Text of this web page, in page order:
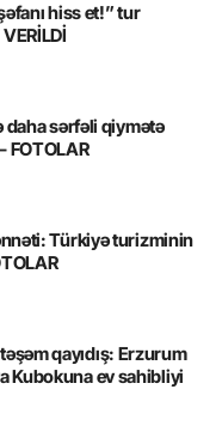
hiss et!” tur
sərfəli qiymətə
FOTOLAR
Türkiyə turizminin
qayıdış: Erzurum
Kubokuna ev sahibliyi